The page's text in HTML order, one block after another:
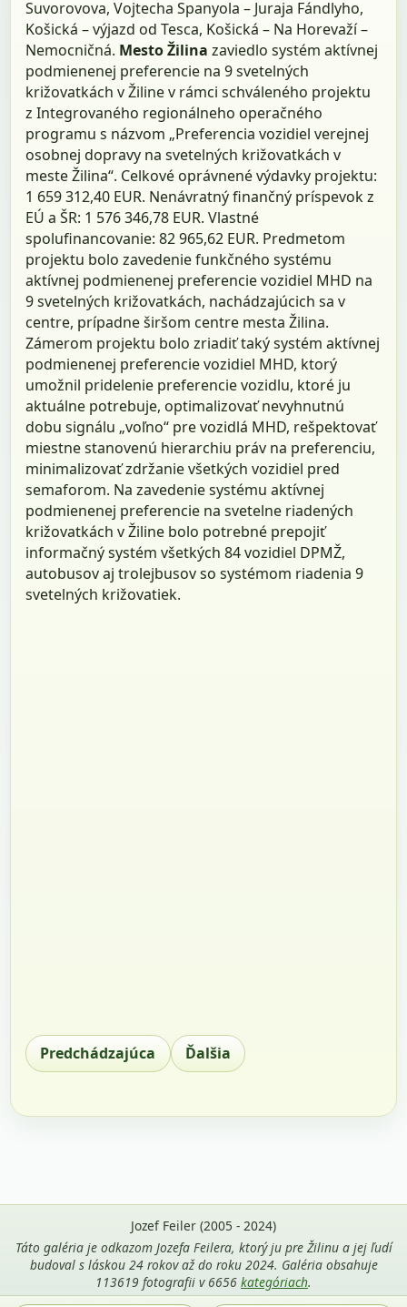
Suvorovova, Vojtecha Spanyola – Juraja Fándlyho,
Košická – výjazd od Tesca, Košická – Na Horevaží –
Nemocničná. Mesto Žilina zaviedlo systém aktívnej
podmienenej preferencie na 9 svetelných
križovatkách v Žiline v rámci schváleného projektu
z Integrovaného regionálneho operačného
programu s názvom „Preferencia vozidiel verejnej
osobnej dopravy na svetelných križovatkách v
meste Žilina“. Celkové oprávnené výdavky projektu:
1 659 312,40 EUR. Nenávratný finančný príspevok z
EÚ a ŠR: 1 576 346,78 EUR. Vlastné
spolufinancovanie: 82 965,62 EUR. Predmetom
projektu bolo zavedenie funkčného systému
aktívnej podmienenej preferencie vozidiel MHD na
9 svetelných križovatkách, nachádzajúcich sa v
centre, prípadne širšom centre mesta Žilina.
Zámerom projektu bolo zriadiť taký systém aktívnej
podmienenej preferencie vozidiel MHD, ktorý
umožnil pridelenie preferencie vozidlu, ktoré ju
aktuálne potrebuje, optimalizovať nevyhnutnú
dobu signálu „voľno“ pre vozidlá MHD, rešpektovať
miestne stanovenú hierarchiu práv na preferenciu,
minimalizovať zdržanie všetkých vozidiel pred
semaforom. Na zavedenie systému aktívnej
podmienenej preferencie na svetelne riadených
križovatkách v Žiline bolo potrebné prepojiť
informačný systém všetkých 84 vozidiel DPMŽ,
autobusov aj trolejbusov so systémom riadenia 9
svetelných križovatiek.
Predchádzajúca Ďalšia
Jozef Feiler (2005 - 2024)
Táto galéria je odkazom Jozefa Feilera, ktorý ju pre Žilinu a jej ľudí
budoval s láskou 24 rokov až do roku 2024. Galéria obsahuje
113619 fotografii v 6656 kategóriach.